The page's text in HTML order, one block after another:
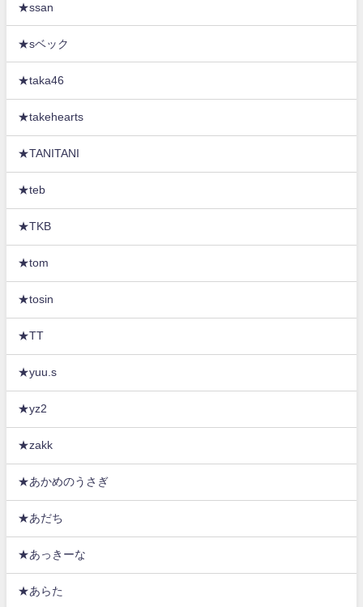
★ssan
★sベック
★taka46
★takehearts
★TANITANI
★teb
★TKB
★tom
★tosin
★TT
★yuu.s
★yz2
★zakk
★あかめのうさぎ
★あだち
★あっきーな
★あらた